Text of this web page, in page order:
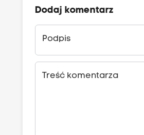
Dodaj komentarz
Podpis
Treść komentarza